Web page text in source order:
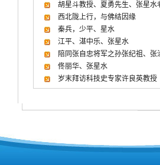
胡星斗教授、夏勇先生、张星
西北陇上行，与佛结因缘
秦兵，少平、星水
江平、湛中乐、张星水
陪同张自忠将军之孙张纪祖、
佟丽华、张星水
岁末拜访科技史专家许良英教授